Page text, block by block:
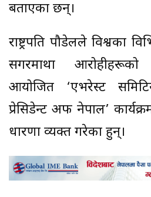
बताएका छन्।
राष्ट्रपति पौडेलले विश्वका
सगरमाथा
आयोजित ‘एभरेस्ट
प्रेसिडेन्ट अफ नेपाल’
धारणा व्यक्त गरेका हुन्।